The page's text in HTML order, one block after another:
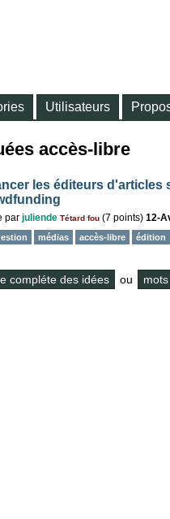
Utilisateurs
accès-libre
les éditeurs d'articles
par juliende Tétard fou (7 points) 12-
médias accès-libre édition
compléte des idées ou